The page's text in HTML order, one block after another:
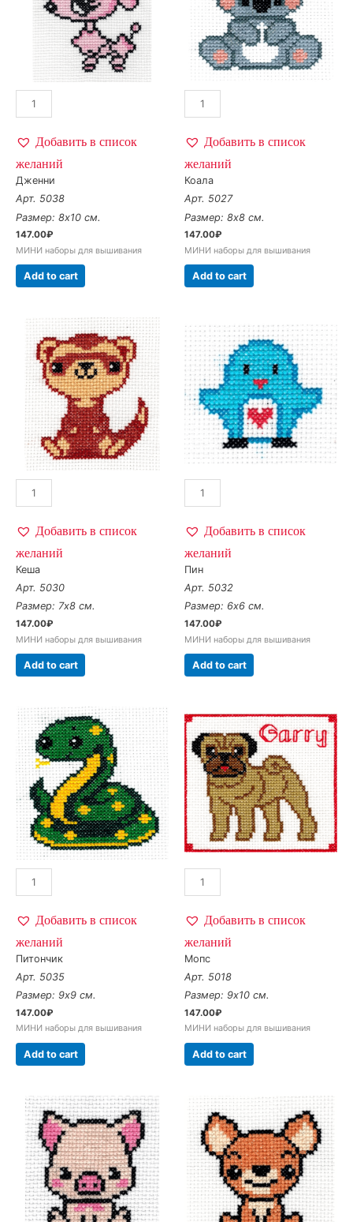
Добавить в список
желаний
Дженни
Арт. 5038
Размер: 8х10 см.
147.00₽
МИНИ наборы для вышивания
Add to cart
Добавить в список
желаний
Коала
Арт. 5027
Размер: 8х8 см.
147.00₽
МИНИ наборы для вышивания
Add to cart
Добавить в список
желаний
Кеша
Арт. 5030
Размер: 7х8 см.
147.00₽
МИНИ наборы для вышивания
Add to cart
Добавить в список
желаний
Пин
Арт. 5032
Размер: 6х6 см.
147.00₽
МИНИ наборы для вышивания
Add to cart
Добавить в список
желаний
Питончик
Арт. 5035
Размер: 9х9 см.
147.00₽
МИНИ наборы для вышивания
Add to cart
Добавить в список
желаний
Мопс
Арт. 5018
Размер: 9х10 см.
147.00₽
МИНИ наборы для вышивания
Add to cart